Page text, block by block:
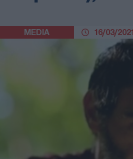
MEDIA 16/03/